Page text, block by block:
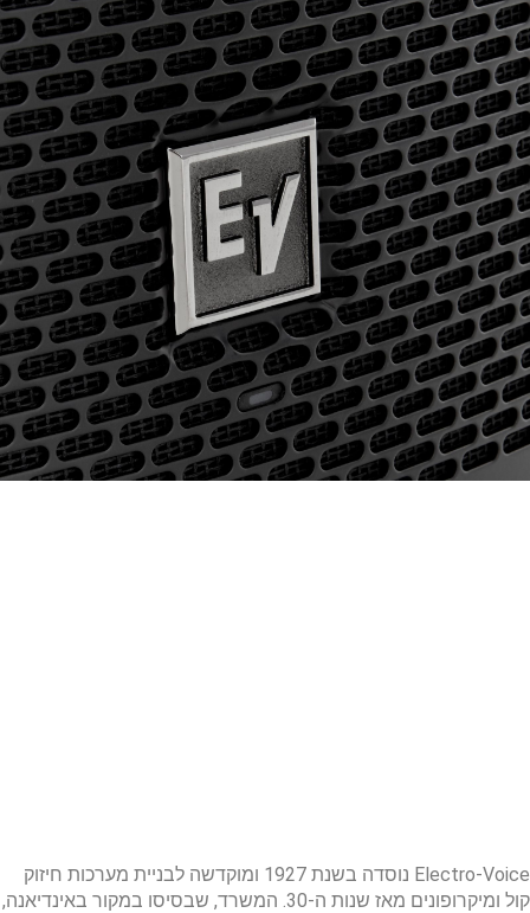
Electro-Voice נוסדה בשנת 1927 ומוקדשה לבניית מערכות חיזוק
קול ומיקרופונים מאז שנות ה-30. המשרד, שבסיסו במקור באינדיאנה,